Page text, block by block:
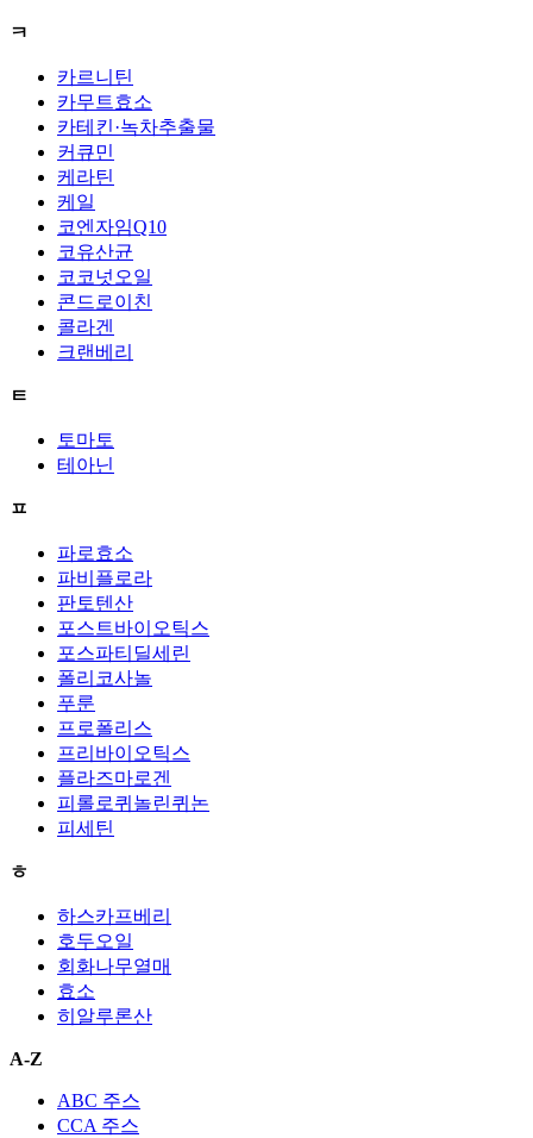
ㅋ
카르니틴
카무트효소
카테킨·녹차추출물
커큐민
케라틴
케일
코엔자임Q10
코유산균
코코넛오일
콘드로이친
콜라겐
크랜베리
ㅌ
토마토
테아닌
ㅍ
파로효소
파비플로라
판토텐산
포스트바이오틱스
포스파티딜세린
폴리코사놀
푸룬
프로폴리스
프리바이오틱스
플라즈마로겐
피롤로퀴놀린퀴논
피세틴
ㅎ
하스카프베리
호두오일
회화나무열매
효소
히알루론산
A-Z
ABC 주스
CCA 주스